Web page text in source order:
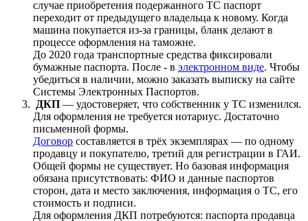
случае приобретения подержанного ТС паспорт
переходит от предыдущего владельца к новому. Когда
машина покупается из-за границы, бланк делают в
процессе оформления на таможне.
До 2020 года транспортные средства фиксировали
бумажные паспорта. После - в электронном виде. Чтобы
убедиться в наличии, можно заказать выписку на сайте
Системы Электронных Паспортов.
ДКП — удостоверяет, что собственник у ТС изменился.
Для оформления не требуется нотариус. Достаточно
письменной формы.
Договор составляется в трёх экземплярах — по одному
продавцу и покупателю, третий для регистрации в ГАИ.
Общей формы не существует. Но базовая информация
обязана присутствовать: ФИО и данные паспортов
сторон, дата и место заключения, информация о ТС, его
стоимость и подписи.
Для оформления ДКП потребуются: паспорта продавца